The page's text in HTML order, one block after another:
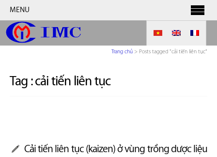
MENU
Trang chủ > Posts tagged "cải tiến liên tục"
Tag :cải tiến liên tục
Cải tiến liên tục (kaizen) ở vùng trồng dược liệu